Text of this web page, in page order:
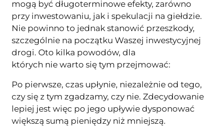
mogą być długoterminowe efekty, zarówno
przy inwestowaniu, jak i spekulacji na giełdzie.
Nie powinno to jednak stanowić przeszkody,
szczególnie na początku Waszej inwestycyjnej
drogi. Oto kilka powodów, dla
których nie warto się tym przejmować:
Po pierwsze, czas upłynie, niezależnie od tego,
czy się z tym zgadzamy, czy nie. Zdecydowanie
lepiej jest więc po jego upływie dysponować
większą sumą pieniędzy niż mniejszą.